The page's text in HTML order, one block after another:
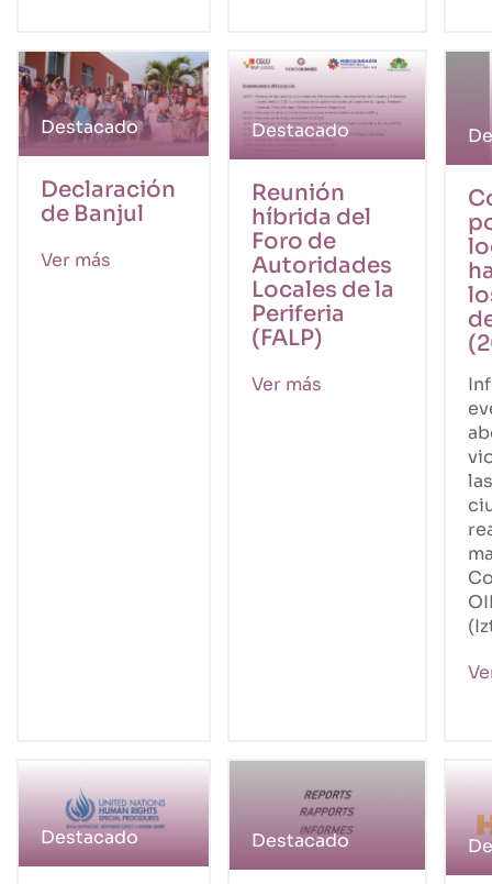
Destacado
Declaración
de Banjul
Ver más
Destacado
Reunión
híbrida del
Foro de
Autoridades
Locales de la
Periferia
(FALP)
Ver más
Destacado Destacado